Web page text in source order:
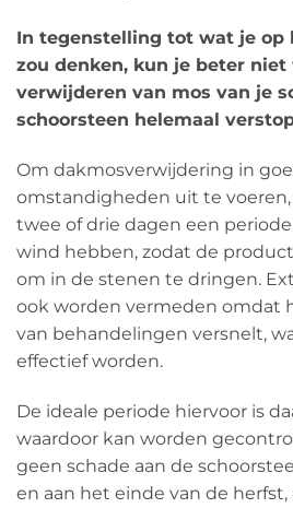
In tegenstelling tot wat je op
zou denken, kun je beter
verwijderen van mos van je
schoorsteen helemaal
Om dakmosverwijdering in
omstandigheden uit te
twee of drie dagen een
wind hebben, zodat de
om in de stenen te dringen.
ook worden vermeden omdat
van behandelingen versnelt,
effectief worden.
De ideale periode hiervoor is
waardoor kan worden
geen schade aan de
en aan het einde van de herfst,